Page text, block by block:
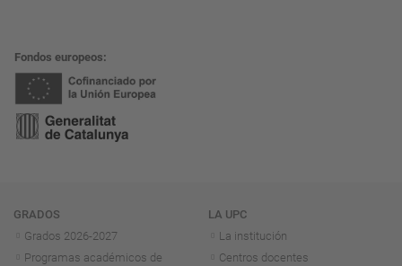
Fondos europeos
Navegación
GRADOS
Grados 2026-2027
Programas académicos de
LA UPC
La institución
Centros docentes